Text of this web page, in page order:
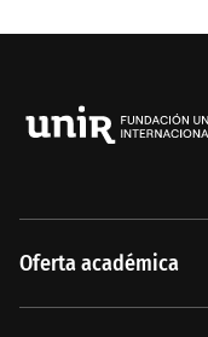
Oferta académica